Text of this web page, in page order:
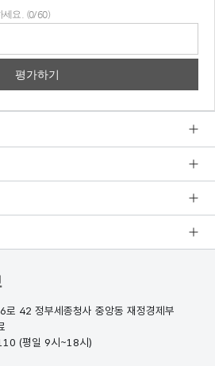
세요. (0/60)
42 정부세종청사 중앙동 재정경제부
(평일 9시~18시)